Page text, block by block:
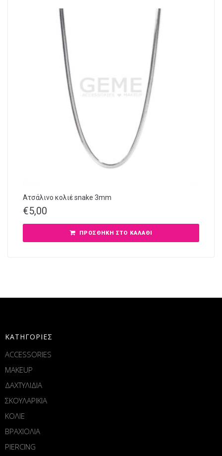
Ατσάλινο κολιέ snake 3mm
€5,00
ΠΡΟΣΘΉΚΗ ΣΤΟ ΚΑΛΆΘΙ
ΚΑΤΗΓΟΡΙΕΣ
ACCESSORIES
MAKEUP
ΔΑΧΤΥΛΙΔΙΑ
ΣΚΟΥΛΑΡΙΚΙΑ
ΚΟΛΙΕ
ΒΡΑΧΙΟΛΙΑ
PIERCING